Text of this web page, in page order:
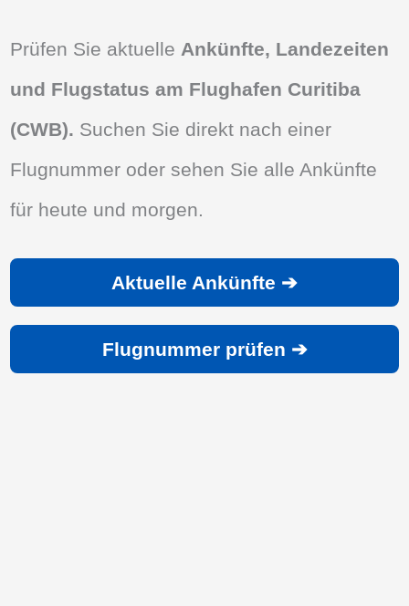
Prüfen Sie aktuelle Ankünfte, Landezeiten
und Flugstatus am Flughafen Curitiba
(CWB). Suchen Sie direkt nach einer
Flugnummer oder sehen Sie alle Ankünfte
für heute und morgen.
Aktuelle Ankünfte ➔
Flugnummer prüfen ➔